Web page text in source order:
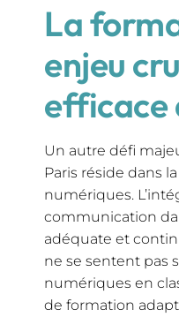
La
enjeu
efficace
Un autre défi
Paris réside dans
numériques.
communication
adéquate et
ne se sentent pas
numériques en
de formation